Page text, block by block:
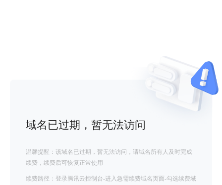
域名已过期，暂无法访问
温馨提醒：该域名已过期，暂无法访问，请域名所有人及时完成
续费，续费后可恢复正常使用
续费路径：登录腾讯云控制台-进入急需续费域名页面-勾选续费域